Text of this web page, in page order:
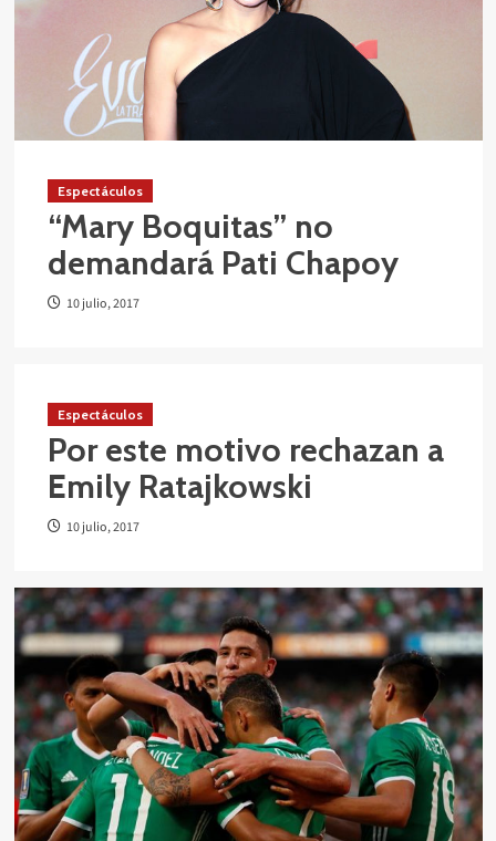
Espectáculos
“Mary Boquitas” no
demandará Pati Chapoy
10 julio, 2017
Espectáculos
Por este motivo rechazan a
Emily Ratajkowski
10 julio, 2017